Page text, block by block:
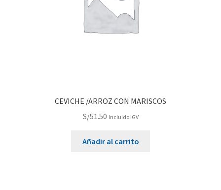
CEVICHE /ARROZ CON MARISCOS
S/51.50 Incluido IGV
Añadir al carrito